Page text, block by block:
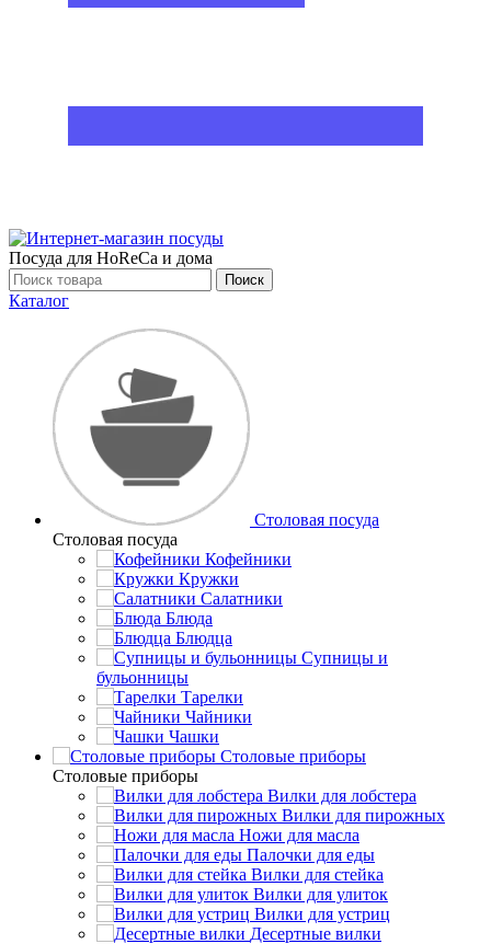
Посуда для HoReCa и дома
Поиск
Каталог
Столовая посуда
Столовая посуда
Кофейники
Кружки
Салатники
Блюда
Блюдца
Супницы и
бульонницы
Тарелки
Чайники
Чашки
Cтоловые приборы
Cтоловые приборы
Вилки для лобстера
Вилки для пирожных
Ножи для масла
Палочки для еды
Вилки для стейка
Вилки для улиток
Вилки для устриц
Десертные вилки